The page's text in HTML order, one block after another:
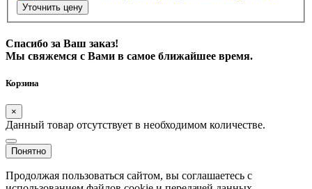
Уточнить цену
Спасибо за Ваш заказ!
Мы свяжемся с Вами в самое ближайшее время.
Корзина
×
Данный товар отсутствует в необходимом количестве.
Понятно
Продолжая пользоваться сайтом, вы соглашаетесь с